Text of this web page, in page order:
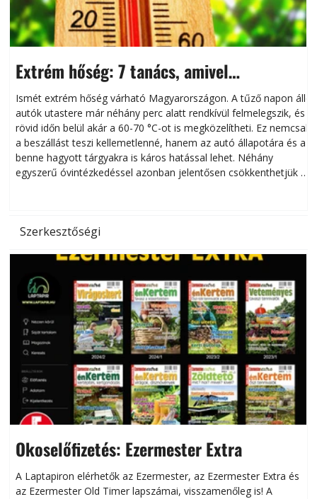
Extrém hőség: 7 tanács, amivel
megóvhatjuk autónkat a nyári károktól
Ismét extrém hőség várható Magyarországon. A tűző napon álló
autók utastere már néhány perc alatt rendkívül felmelegszik, és
rövid időn belül akár a 60-70 °C-ot is megközelítheti. Ez nemcsak
a beszállást teszi kellemetlenné, hanem az autó állapotára és a
benne hagyott tárgyakra is káros hatással lehet. Néhány
egyszerű óvintézkedéssel azonban jelentősen csökkenthetjük a
Szerkesztőségi
Okoselőfizetés: Ezermester Extra
A Laptapiron elérhetők az Ezermester, az Ezermester Extra és
az Ezermester Old Timer lapszámai, visszamenőleg is! A